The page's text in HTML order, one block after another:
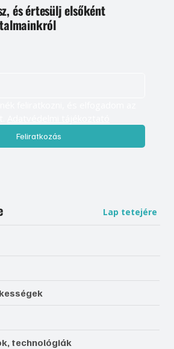
és értesülj elsőként
Feliratkozás
Lap tetejére
technológiák